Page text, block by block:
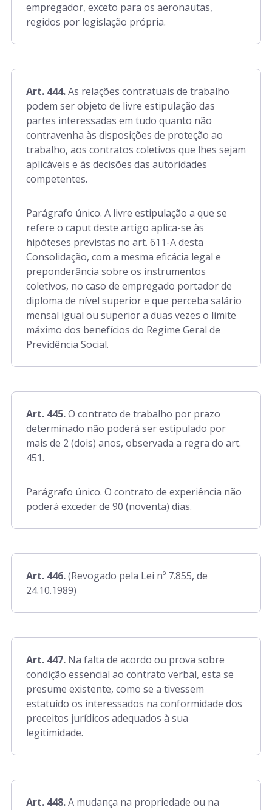
empregador, exceto para os aeronautas,
regidos por legislação própria.
Art. 444.As relações contratuais de trabalho
podem ser objeto de livre estipulação das
partes interessadas em tudo quanto não
contravenha às disposições de proteção ao
trabalho, aos contratos coletivos que lhes sejam
aplicáveis e às decisões das autoridades
competentes.
Parágrafo único. A livre estipulação a que se
refere o caput deste artigo aplica-se às
hipóteses previstas no art. 611-A desta
Consolidação, com a mesma eficácia legal e
preponderância sobre os instrumentos
coletivos, no caso de empregado portador de
diploma de nível superior e que perceba salário
mensal igual ou superior a duas vezes o limite
máximo dos benefícios do Regime Geral de
Previdência Social.
Art. 445.O contrato de trabalho por prazo
determinado não poderá ser estipulado por
mais de 2 (dois) anos, observada a regra do art.
451.
Parágrafo único. O contrato de experiência não
poderá exceder de 90 (noventa) dias.
Art. 446.(Revogado pela Lei nº 7.855, de
24.10.1989)
Art. 447. Na falta de acordo ou prova sobre
condição essencial ao contrato verbal, esta se
presume existente, como se a tivessem
estatuído os interessados na conformidade dos
preceitos jurídicos adequados à sua
legitimidade.
Art. 448.A mudança na propriedade ou na